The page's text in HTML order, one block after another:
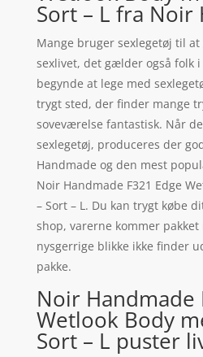
Sort – L fra Noir
Mange bruger sexlegetøj til
sexlivet, det gælder også folk i
begynde at lege med
trygt sted, der finder mange
soveværelse fantastisk. Når
sexlegetøj, produceres der
Handmade og den mest
Noir Handmade F321 Edge
– Sort – L. Du kan trygt købe
shop, varerne kommer
nysgerrige blikke ikke finder
pakke.
Noir Handmade
Wetlook Body
Sort – L puster